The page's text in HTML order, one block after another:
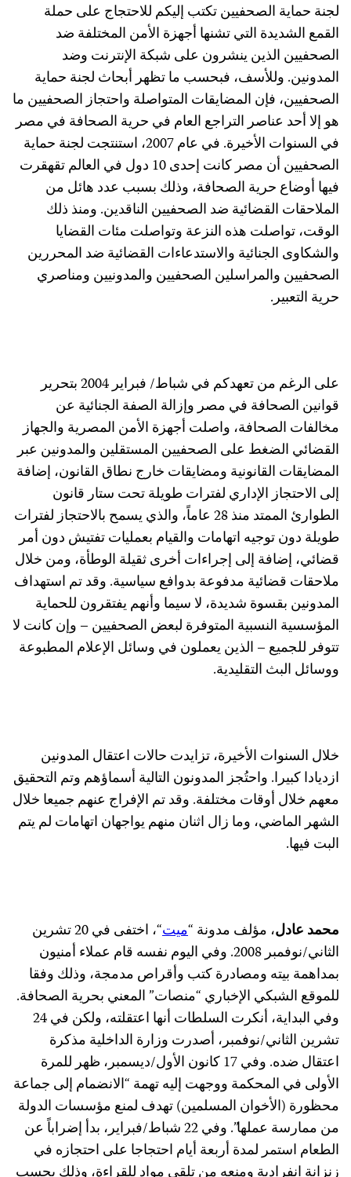
لجنة حماية الصحفيين تكتب إليكم للاحتجاج على حملة
القمع الشديدة التي تشنها أجهزة الأمن المختلفة ضد
الصحفيين الذين ينشرون على شبكة الإنترنت وضد
المدونين. وللأسف، فبحسب ما تظهر أبحاث لجنة حماية
الصحفيين، فإن المضايقات المتواصلة واحتجاز الصحفيين ما
هو إلا أحد عناصر التراجع العام في حرية الصحافة في مصر
في السنوات الأخيرة. في عام 2007، استنتجت لجنة حماية
الصحفيين أن مصر كانت إحدى 10 دول في العالم تقهقرت
فيها أوضاع حرية الصحافة، وذلك بسبب عدد هائل من
الملاحقات القضائية ضد الصحفيين الناقدين. ومنذ ذلك
الوقت، تواصلت هذه النزعة وتواصلت مئات القضايا
والشكاوى الجنائية والاستدعاءات القضائية ضد المحررين
الصحفيين والمراسلين الصحفيين والمدونيين ومناصري
حرية التعبير.
على الرغم من تعهدكم في شباط/ فبراير 2004 بتحرير
قوانين الصحافة في مصر وإزالة الصفة الجنائية عن
مخالفات الصحافة، واصلت أجهزة الأمن المصرية والجهاز
القضائي الضغط على الصحفيين المستقلين والمدونين عبر
المضايقات القانونية ومضايقات خارج نطاق القانون، إضافة
إلى الاحتجاز الإداري لفترات طويلة تحت ستار قانون
الطوارئ الممتد منذ 28 عاماً، والذي يسمح بالاحتجاز لفترات
طويلة دون توجيه اتهامات والقيام بعمليات تفتيش دون أمر
قضائي، إضافة إلى إجراءات أخرى ثقيلة الوطأة، ومن خلال
ملاحقات قضائية مدفوعة بدوافع سياسية. وقد تم استهداف
المدونين بقسوة شديدة، لا سيما وأنهم يفتقرون للحماية
المؤسسية النسبية المتوفرة لبعض الصحفيين – وإن كانت لا
تتوفر للجميع – الذين يعملون في وسائل الإعلام المطبوعة
ووسائل البث التقليدية.
خلال السنوات الأخيرة، تزايدت حالات اعتقال المدونين
ازديادا كبيرا. واحتُجز المدونون التالية أسماؤهم وتم التحقيق
معهم خلال أوقات مختلفة. وقد تم الإفراج عنهم جميعا خلال
الشهر الماضي، وما زال اثنان منهم يواجهان اتهامات لم يتم
البت فيها.
محمد عادل، مؤلف مدونة “ميت
“، اختفى في 20 تشرين
الثاني/نوفمبر 2008. وفي اليوم نفسه قام عملاء أمنيون
بمداهمة بيته ومصادرة كتب وأقراص مدمجة، وذلك وفقا
للموقع الشبكي الإخباري “منصات” المعني بحرية الصحافة.
وفي البداية، أنكرت السلطات أنها اعتقلته، ولكن في 24
تشرين الثاني/نوفمبر، أصدرت وزارة الداخلية مذكرة
اعتقال ضده. وفي 17 كانون الأول/ديسمبر، ظهر للمرة
الأولى في المحكمة ووجهت إليه تهمة “الانضمام إلى جماعة
محظورة (الأخوان المسلمين) تهدف لمنع مؤسسات الدولة
من ممارسة عملها”. وفي 22 شباط/فبراير، بدأ إضراباً عن
الطعام استمر لمدة أربعة أيام احتجاجا على احتجازه في